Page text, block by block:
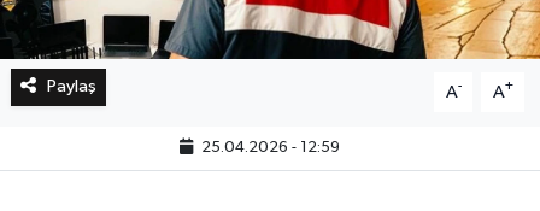
Paylaş A- A+
25.04.2026 - 12:59